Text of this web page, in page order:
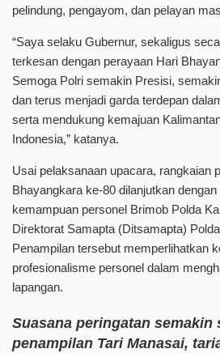
pelindung, pengayom, dan pelayan
“Saya selaku Gubernur, sekaligus
terkesan dengan perayaan Hari
Semoga Polri semakin Presisi,
dan terus menjadi garda terdepan
serta mendukung kemajuan
Indonesia,” katanya.
Usai pelaksanaan upacara, rangkaian
Bhayangkara ke-80 dilanjutkan
kemampuan personel Brimob Polda
Direktorat Samapta (Ditsamapta)
Penampilan tersebut memperlihatkan
profesionalisme personel dalam
lapangan.
Suasana peringatan semakin
penampilan Tari Manasai,